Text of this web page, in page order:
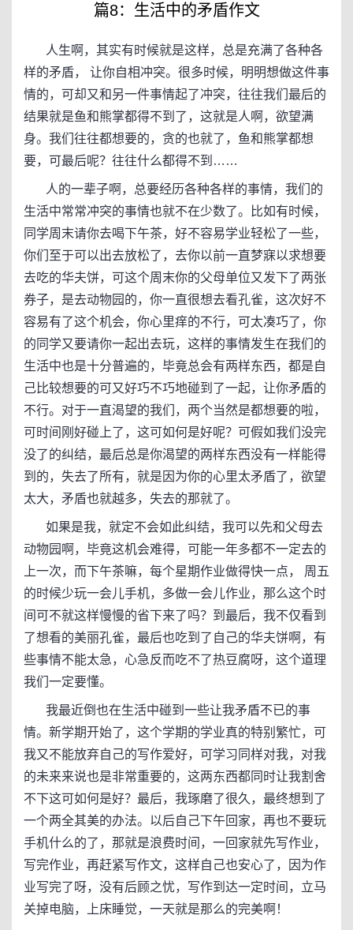
篇8：生活中的矛盾作文
人生啊，其实有时候就是这样，总是充满了各种各
样的矛盾， 让你自相冲突。很多时候，明明想做这件事
情的，可却又和另一件事情起了冲突，往往我们最后的
结果就是鱼和熊掌都得不到了，这就是人啊，欲望满
身。我们往往都想要的，贪的也就了，鱼和熊掌都想
要，可最后呢？往往什么都得不到……
人的一辈子啊，总要经历各种各样的事情，我们的
生活中常常冲突的事情也就不在少数了。比如有时候，
同学周末请你去喝下午茶，好不容易学业轻松了一些，
你们至于可以出去放松了，去你以前一直梦寐以求想要
去吃的华夫饼，可这个周末你的父母单位又发下了两张
券子，是去动物园的，你一直很想去看孔雀，这次好不
容易有了这个机会，你心里痒的不行，可太凑巧了，你
的同学又要请你一起出去玩，这样的事情发生在我们的
生活中也是十分普遍的，毕竟总会有两样东西，都是自
己比较想要的可又好巧不巧地碰到了一起，让你矛盾的
不行。对于一直渴望的我们，两个当然是都想要的啦，
可时间刚好碰上了，这可如何是好呢？可假如我们没完
没了的纠结，最后总是你渴望的两样东西没有一样能得
到的，失去了所有，就是因为你的心里太矛盾了，欲望
太大，矛盾也就越多，失去的那就了。
如果是我，就定不会如此纠结，我可以先和父母去
动物园啊，毕竟这机会难得，可能一年多都不一定去的
上一次，而下午茶嘛，每个星期作业做得快一点， 周五
的时候少玩一会儿手机，多做一会儿作业，那么这个时
间可不就这样慢慢的省下来了吗？到最后，我不仅看到
了想看的美丽孔雀，最后也吃到了自己的华夫饼啊，有
些事情不能太急，心急反而吃不了热豆腐呀，这个道理
我们一定要懂。
我最近倒也在生活中碰到一些让我矛盾不已的事
情。新学期开始了，这个学期的学业真的特别繁忙，可
我又不能放弃自己的写作爱好，可学习同样对我，对我
的未来来说也是非常重要的，这两东西都同时让我割舍
不下这可如何是好？最后，我琢磨了很久，最终想到了
一个两全其美的办法。以后自己下午回家，再也不要玩
手机什么的了，那就是浪费时间，一回家就先写作业，
写完作业，再赶紧写作文，这样自己也安心了，因为作
业写完了呀，没有后顾之忧，写作到达一定时间，立马
关掉电脑，上床睡觉，一天就是那么的完美啊！